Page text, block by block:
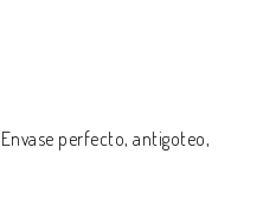
perfecto, antigoteo,